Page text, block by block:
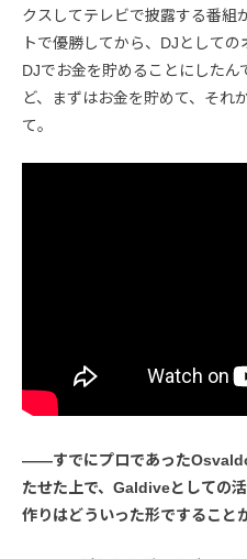
クスしてテレビで披露する番組
トで優勝してから、DJとしての
DJでお金を貯めることにした
ど、まずはお金を貯めて、それ
て。
――すでにプロであった
たせた上で、Galdiveとしての
作りはどういった形ですること